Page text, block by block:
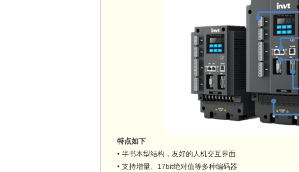
特点如下
• 半书本型结构，友好的人机交互界面
• 支持增量、17bit绝对值等多种编码器